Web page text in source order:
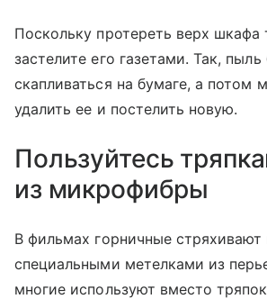
Поскольку протереть верх шкафа
застелите его газетами. Так, пыль
скапливаться на бумаге, а потом
удалить ее и постелить новую.
Пользуйтесь
из микрофибры
В фильмах горничные стряхивают
специальными метелками из
многие используют вместо